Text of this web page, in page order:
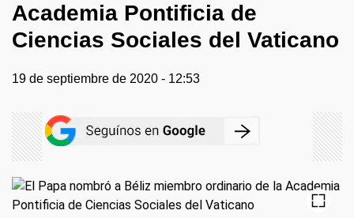
Academia Pontificia de
Ciencias Sociales del Vaticano
19 de septiembre de 2020 - 12:53